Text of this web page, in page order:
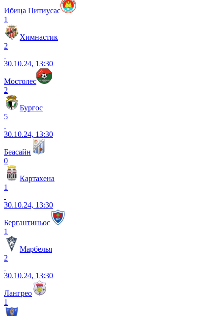
Ибица Питиусас
1
Химнастик
2
30.10.24, 13:30
Мостолес
2
Бургос
5
30.10.24, 13:30
Беасайн
0
Картахена
1
30.10.24, 13:30
Бергантиньос
1
Марбелья
2
30.10.24, 13:30
Лангрео
1